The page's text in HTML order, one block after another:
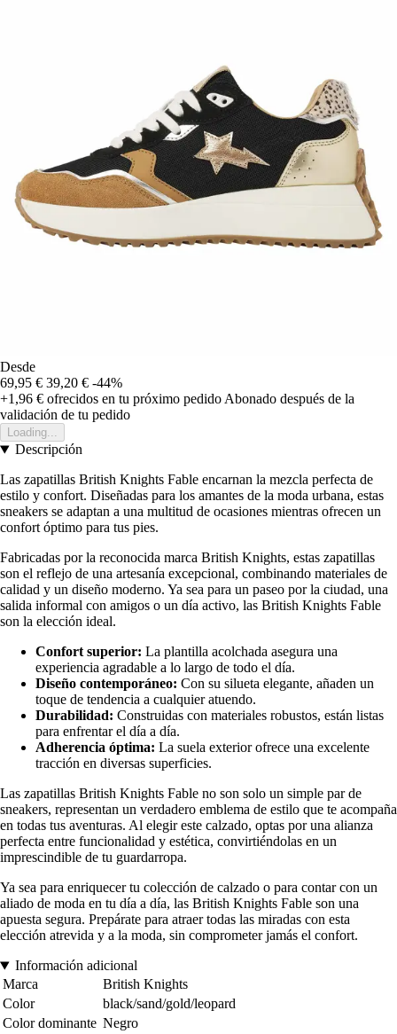
Desde
69,95 € 39,20 € -44%
+1,96 € ofrecidos en tu próximo pedido Abonado después de la
validación de tu pedido
Loading...
Descripción
Las zapatillas British Knights Fable encarnan la mezcla perfecta de
estilo y confort. Diseñadas para los amantes de la moda urbana, estas
sneakers se adaptan a una multitud de ocasiones mientras ofrecen un
confort óptimo para tus pies.
Fabricadas por la reconocida marca British Knights, estas zapatillas
son el reflejo de una artesanía excepcional, combinando materiales de
calidad y un diseño moderno. Ya sea para un paseo por la ciudad, una
salida informal con amigos o un día activo, las British Knights Fable
son la elección ideal.
Confort superior: La plantilla acolchada asegura una
experiencia agradable a lo largo de todo el día.
Diseño contemporáneo: Con su silueta elegante, añaden un
toque de tendencia a cualquier atuendo.
Durabilidad: Construidas con materiales robustos, están listas
para enfrentar el día a día.
Adherencia óptima: La suela exterior ofrece una excelente
tracción en diversas superficies.
Las zapatillas British Knights Fable no son solo un simple par de
sneakers, representan un verdadero emblema de estilo que te acompaña
en todas tus aventuras. Al elegir este calzado, optas por una alianza
perfecta entre funcionalidad y estética, convirtiéndolas en un
imprescindible de tu guardarropa.
Ya sea para enriquecer tu colección de calzado o para contar con un
aliado de moda en tu día a día, las British Knights Fable son una
apuesta segura. Prepárate para atraer todas las miradas con esta
elección atrevida y a la moda, sin comprometer jamás el confort.
Información adicional
Marca
British Knights
Color
black/sand/gold/leopard
Color dominante Negro